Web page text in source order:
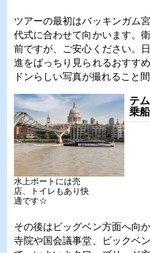
ツアーの最初はバッキンガム
代式に合わせて向かいます。
前ですが、ご安心ください。
進をばっちり見られるおすす
ドンらしい写真が撮れること
テ
乗
水上ボートには売
店、トイレもあり快
適です☆
その後はビッグベン方面へ向
寺院や国会議事堂、ビックベ